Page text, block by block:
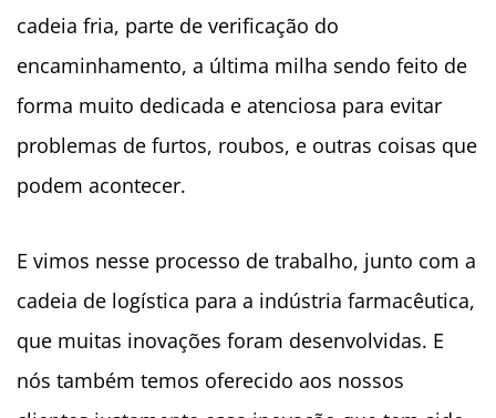
cadeia fria, parte de verificação do
encaminhamento, a última milha sendo feito de
forma muito dedicada e atenciosa para evitar
problemas de furtos, roubos, e outras coisas que
podem acontecer.
E vimos nesse processo de trabalho, junto com a
cadeia de logística para a indústria farmacêutica,
que muitas inovações foram desenvolvidas. E
nós também temos oferecido aos nossos